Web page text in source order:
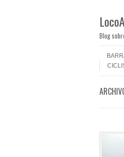
Blog
Menú